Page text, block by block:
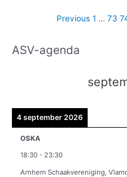
Previous 1 … 73
ASV-agenda
4 september 2026
OSKA
18:30 - 23:30
Arnhem Schaakvereniging,
A
e